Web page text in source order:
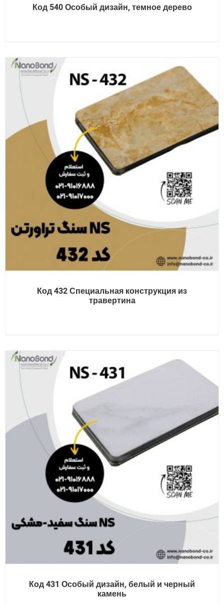
Код 540 Особый дизайн, темное дерево
Код 432 Специальная конструкция из
травертина
Код 431 Особый дизайн, белый и черный
камень